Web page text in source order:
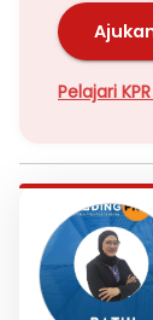
Pelajari